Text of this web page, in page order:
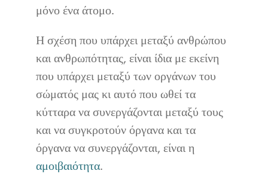
μόνο ένα άτομο.
Η σχέση που υπάρχει μεταξύ ανθρώπου
και ανθρωπότητας, είναι ίδια με εκείνη
που υπάρχει μεταξύ των οργάνων του
σώματός μας κι αυτό που ωθεί τα
κύτταρα να συνεργάζονται μεταξύ τους
και να συγκροτούν όργανα και τα
όργανα να συνεργάζονται, είναι η
αμοιβαιότητα.